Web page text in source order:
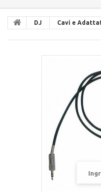
DJ Cavi e